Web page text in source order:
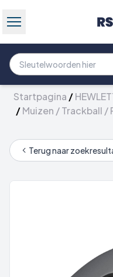
Startpagina /
/Muizen / Trackball /
Terug naar